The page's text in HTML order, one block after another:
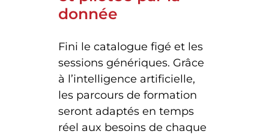
donnée
Fini le catalogue figé et les
sessions génériques. Grâce
à l’intelligence artificielle,
les parcours de formation
seront adaptés en temps
réel aux besoins de chaque